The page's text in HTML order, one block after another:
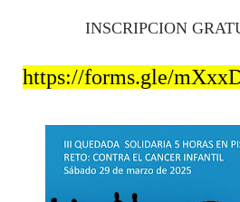
INSCRIPCION
https://forms.gle/